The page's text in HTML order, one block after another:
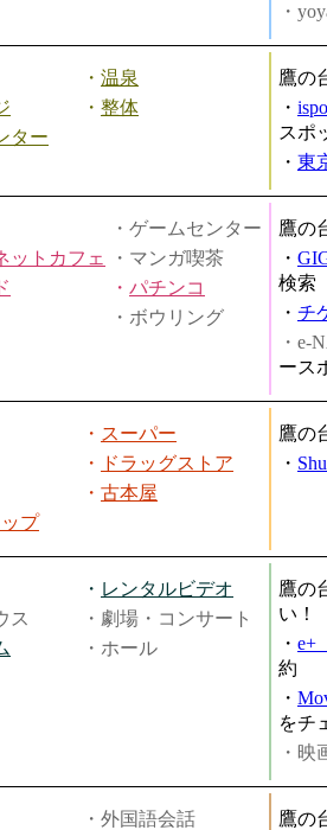
・
・ 温泉
・ 整体
ター
鷹の
・
スポ
・ 東
・ゲームセンター
ットカフェ
・マンガ喫茶
・ パチンコ
・ボウリング
鷹の
・
検索
・ チ
・e-
ース
・ スーパー
・
ドラッグストア
・ 古本屋
プ
鷹の
・
・ レンタルビデオ
ス
・劇場・コンサート
・ホール
鷹の
い！
・ e+
約
・
をチ
・映
・外国語会話
鷹の